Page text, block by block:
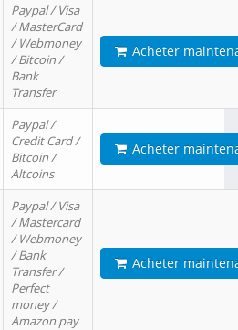
Paypal / Visa
/ MasterCard
/ Webmoney
/ Bitcoin /
Bank
Transfer
Acheter
Paypal /
Credit Card /
Bitcoin /
Altcoins
Acheter
Paypal / Visa
/ Mastercard
/ Webmoney
/ Bank
Transfer /
Perfect
money /
Amazon pay
Acheter